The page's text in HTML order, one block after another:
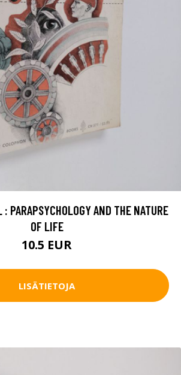
PARAPSYCHOLOGY AND THE NATURE
OF LIFE
10.5 EUR
LISÄTIETOJA